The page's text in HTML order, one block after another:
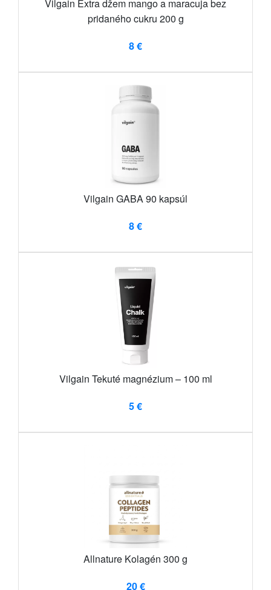
Vilgain Extra džem mango a maracuja bez
pridaného cukru 200 g
8 €
Vilgain GABA 90 kapsúl
8 €
Vilgain Tekuté magnézium – 100 ml
5 €
Allnature Kolagén 300 g
20 €